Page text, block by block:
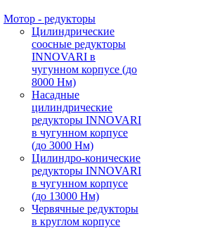
Мотор - редукторы
Цилиндрические
соосные редукторы
INNOVARI в
чугунном корпусе (до
8000 Нм)
Насадные
цилиндрические
редукторы INNOVARI
в чугунном корпусе
(до 3000 Нм)
Цилиндро-конические
редукторы INNOVARI
в чугунном корпусе
(до 13000 Нм)
Червячные редукторы
в круглом корпусе